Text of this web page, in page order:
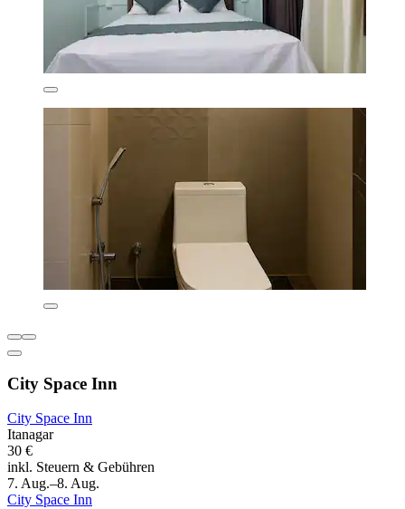
City Space Inn
City Space Inn
Itanagar
30 €
inkl. Steuern & Gebühren
7. Aug.–8. Aug.
City Space Inn